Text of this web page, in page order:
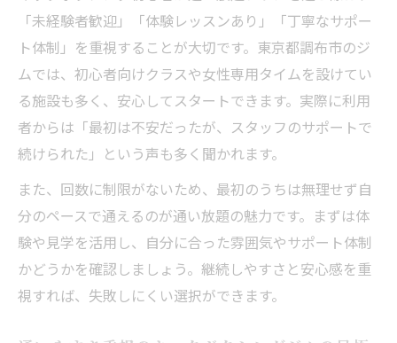
「未経験者歓迎」「体験レッスンあり」「丁寧なサポー
ト体制」を重視することが大切です。東京都調布市のジ
ムでは、初心者向けクラスや女性専用タイムを設けてい
る施設も多く、安心してスタートできます。実際に利用
者からは「最初は不安だったが、スタッフのサポートで
続けられた」という声も多く聞かれます。
また、回数に制限がないため、最初のうちは無理せず自
分のペースで通えるのが通い放題の魅力です。まずは体
験や見学を活用し、自分に合った雰囲気やサポート体制
かどうかを確認しましょう。継続しやすさと安心感を重
視すれば、失敗しにくい選択ができます。